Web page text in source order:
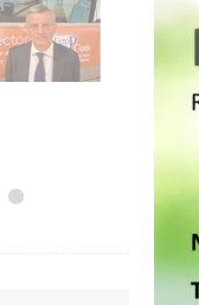
digital kit
della